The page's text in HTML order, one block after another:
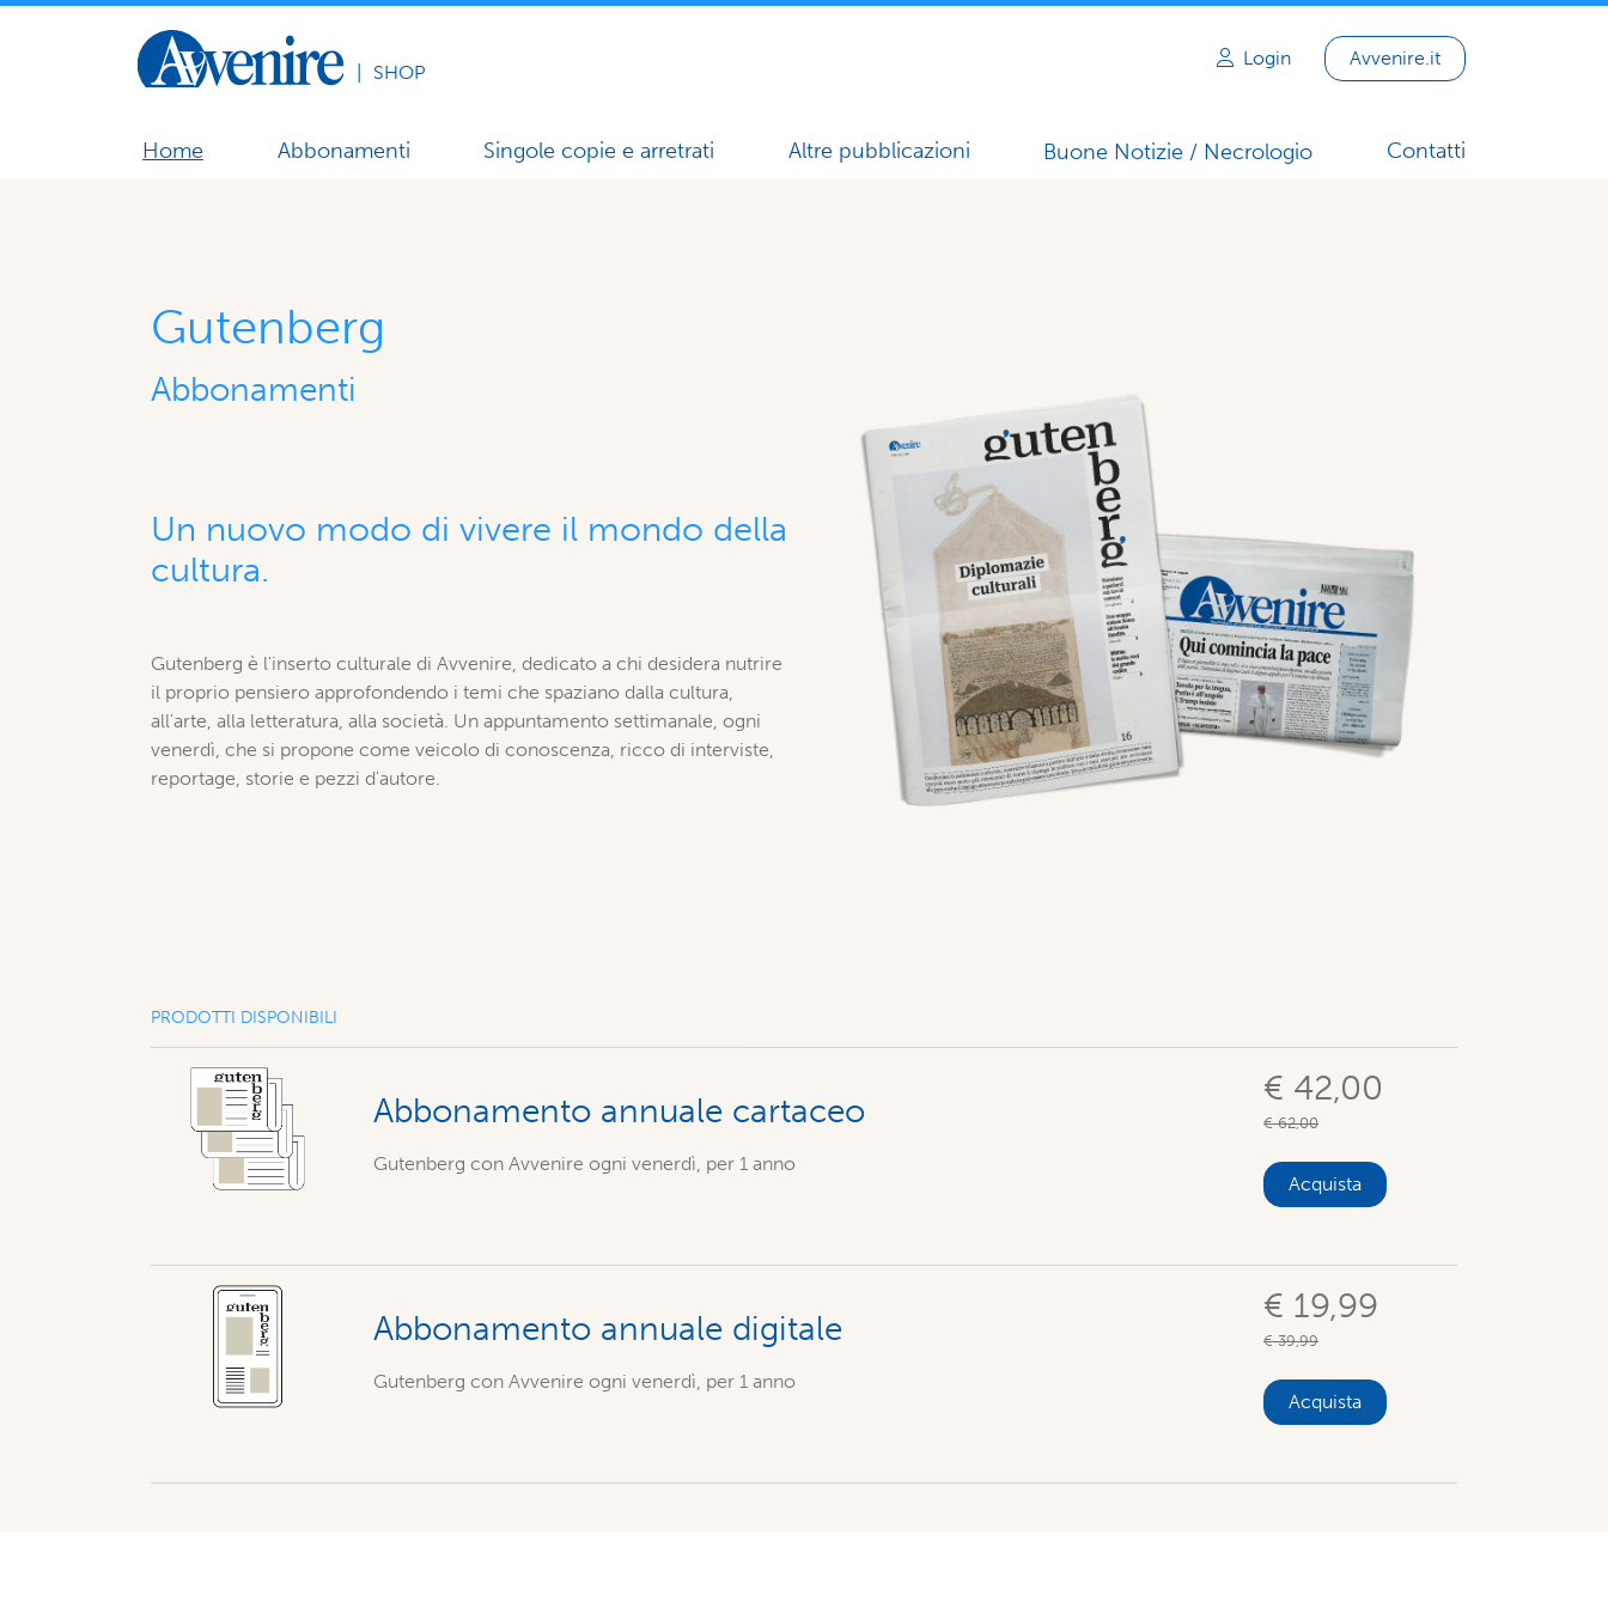
SHOP
Login Avvenire.it
Home Abbonamenti Singole copie e arretrati Altre pubblicazioni Buone Notizie / Necrologio Contatti
Gutenberg
Abbonamenti
Un nuovo modo di vivere il mondo della
cultura.
Gutenberg è l'inserto culturale di Avvenire, dedicato a chi desidera nutrire
il proprio pensiero approfondendo i temi che spaziano dalla cultura,
all'arte, alla letteratura, alla società. Un appuntamento settimanale, ogni
venerdì, che si propone come veicolo di conoscenza, ricco di interviste,
reportage, storie e pezzi d'autore.
PRODOTTI DISPONIBILI
Abbonamento annuale cartaceo
Gutenberg con Avvenire ogni venerdì, per 1 anno
€ 42,00
€ 62,00
Acquista
Abbonamento annuale digitale
Gutenberg con Avvenire ogni venerdì, per 1 anno
€ 19,99
€ 39,99
Acquista